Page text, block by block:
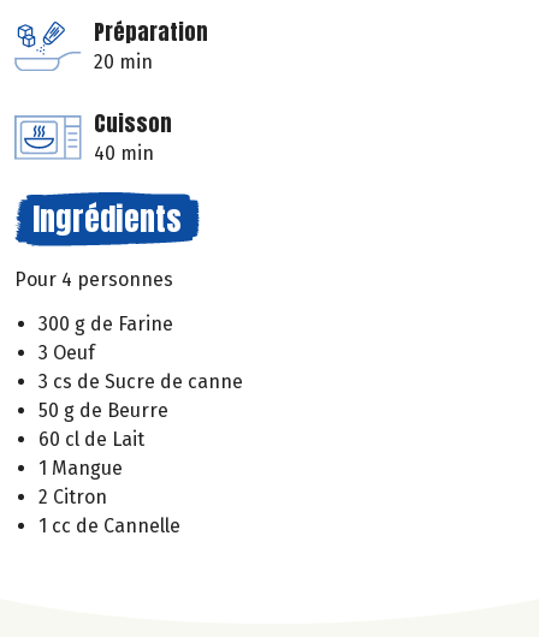
Préparation
20 min
Cuisson
40 min
Ingrédients
Pour 4 personnes
300 g de Farine
3 Oeuf
3 cs de Sucre de canne
50 g de Beurre
60 cl de Lait
1 Mangue
2 Citron
1 cc de Cannelle